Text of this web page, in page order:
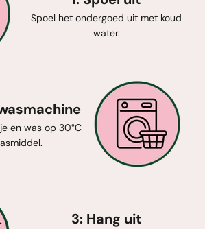
Spoel het ondergoed uit met koud
water.
en was op 30°C
3: Hang uit